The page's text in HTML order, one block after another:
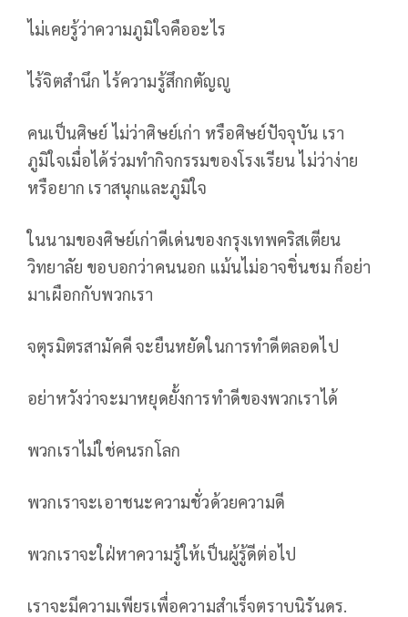
ไม่เคยรู้ว่าความภูมิใจคืออะไร
ไร้จิตสำนึก ไร้ความรู้สึกกตัญญู
คนเป็นศิษย์ ไม่ว่าศิษย์เก่า หรือศิษย์ปัจจุบัน เรา
ภูมิใจเมื่อได้ร่วมทำกิจกรรมของโรงเรียน ไม่ว่าง่าย
หรือยาก เราสนุกและภูมิใจ
ในนามของศิษย์เก่าดีเด่นของกรุงเทพคริสเตียน
วิทยาลัย ขอบอกว่าคนนอก แม้นไม่อาจชิ่นชม ก็อย่า
มาเผือกกับพวกเรา
จตุรมิตรสามัคคี จะยืนหยัดในการทำดีตลอดไป
อย่าหวังว่าจะมาหยุดยั้งการทำดีของพวกเราได้
พวกเราไม่ใช่คนรกโลก
พวกเราจะเอาชนะความชั่วด้วยความดี
พวกเราจะใฝ่หาความรู้ให้เป็นผู้รู้ดีต่อไป
เราจะมีความเพียรเพื่อความสำเร็จตราบนิรันดร.